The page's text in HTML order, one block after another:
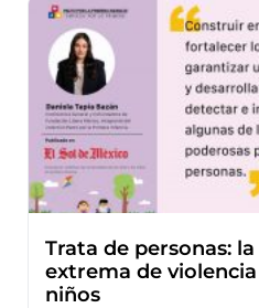
Trata de personas:
extrema de
niños